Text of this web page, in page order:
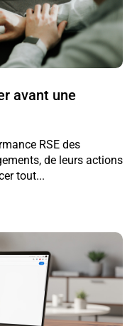
avant une
RSE des
de leurs actions
tout...